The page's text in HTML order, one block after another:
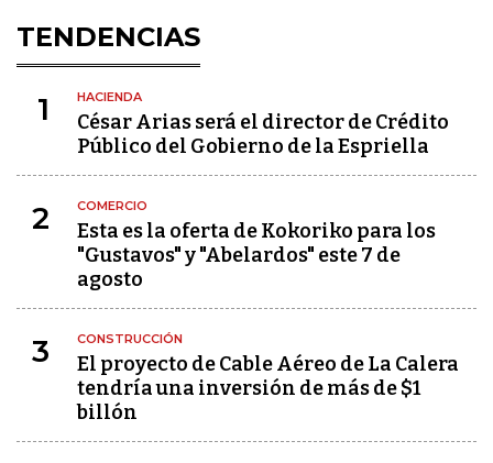
TENDENCIAS
1 HACIENDA
César Arias será el director de Crédito
Público del Gobierno de la Espriella
2 COMERCIO
Esta es la oferta de Kokoriko para los
"Gustavos" y "Abelardos" este 7 de
agosto
3 CONSTRUCCIÓN
El proyecto de Cable Aéreo de La Calera
tendría una inversión de más de $1
billón